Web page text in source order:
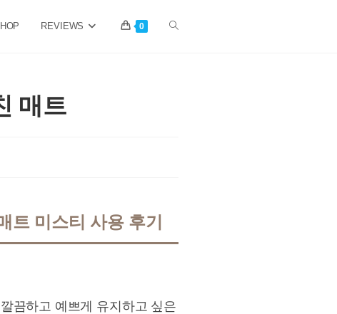
REVIEWS 0 Toggle
매트
트 미스티 사용 후기
끔하고 예쁘게 유지하고 싶은